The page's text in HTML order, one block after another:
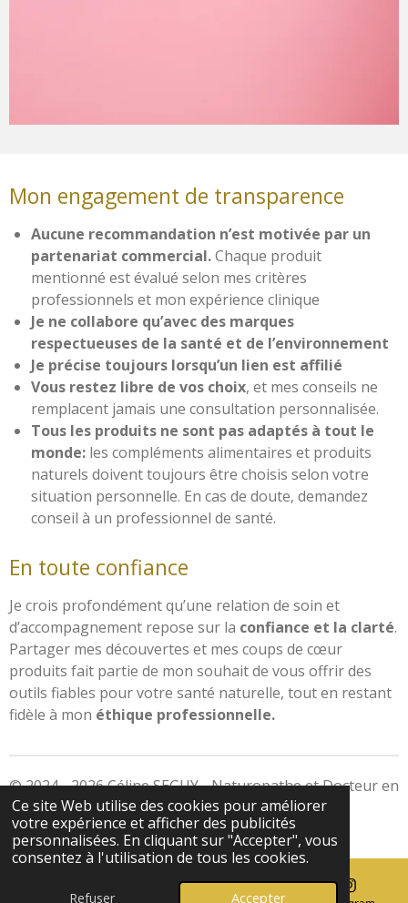
Ce site Web utilise des cookies pour améliorer
votre expérience et afficher des publicités
personnalisées. En cliquant sur "Accepter", vous
consentez à l'utilisation de tous les cookies.
Refuser Accepter
Mon engagement de transparence
Aucune recommandation n’est motivée par un
partenariat commercial.Chaque produit
mentionné est évalué selon mes critères
professionnels et mon expérience clinique
Je ne collabore qu’avec des marques
respectueuses de la santé et de l’environnement
Je précise toujours lorsqu’un lien est affilié
Vous restez libre de vos choix, et mes conseils ne
remplacent jamais une consultation personnalisée.
Tous les produits ne sont pas adaptés à tout le
monde: les compléments alimentaires et produits
naturels doivent toujours être choisis selon votre
situation personnelle. En cas de doute, demandez
conseil à un professionnel de santé.
En toute confiance
Je crois profondément qu’une relation de soin et
d’accompagnement repose sur la confiance et la clarté.
Partager mes découvertes et mes coups de cœur
produits fait partie de mon souhait de vous offrir des
outils fiables pour votre santé naturelle, tout en restant
fidèle à mon éthique professionnelle.
© 2024 - 2026 Céline SEGUY - Naturopathe et Docteur en
Pharmacie
Propulsé parWebador